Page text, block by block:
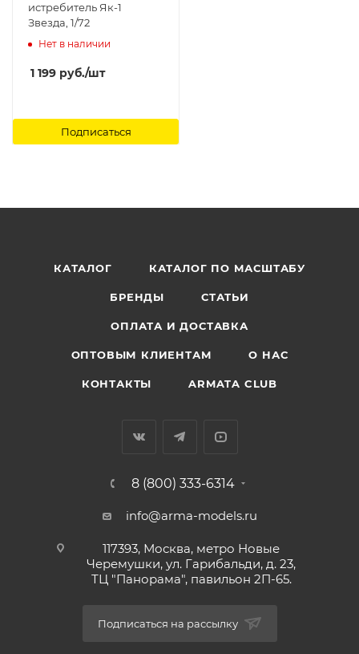
истребитель Як-1
Звезда, 1/72
Нет в наличии
1 199 руб./шт
Подписаться
КАТАЛОГ КАТАЛОГ ПО МАСШТАБУ
БРЕНДЫ СТАТЬИ
ОПЛАТА И ДОСТАВКА
ОПТОВЫМ КЛИЕНТАМ О НАС
КОНТАКТЫ ARMATA CLUB
8 (800) 333-6314
info@arma-models.ru
117393, Москва, метро Новые
Черемушки, ул. Гарибальди, д. 23,
ТЦ "Панорама", павильон 2П-65.
Подписаться на рассылку